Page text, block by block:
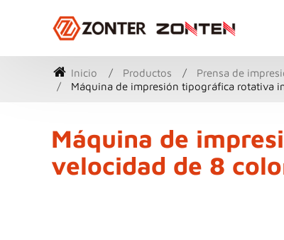
Inicio Productos Prensa de
Máquina de impresión tipográfica rotativa
Máquina de
velocidad de 8